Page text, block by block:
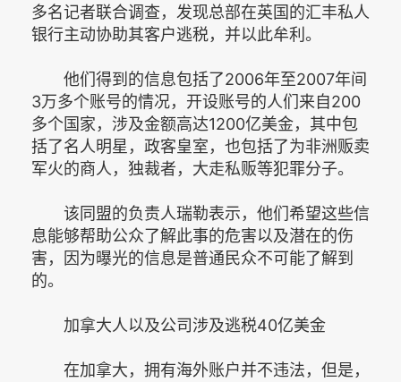
多名记者联合调查，发现总部在英国的汇丰私人
银行主动协助其客户逃税，并以此牟利。
他们得到的信息包括了2006年至2007年间
3万多个账号的情况，开设账号的人们来自200
多个国家，涉及金额高达1200亿美金，其中包
括了名人明星，政客皇室，也包括了为非洲贩卖
军火的商人，独裁者，大走私贩等犯罪分子。
该同盟的负责人瑞勒表示，他们希望这些信
息能够帮助公众了解此事的危害以及潜在的伤
害，因为曝光的信息是普通民众不可能了解到
的。
加拿大人以及公司涉及逃税40亿美金
在加拿大，拥有海外账户并不违法，但是，